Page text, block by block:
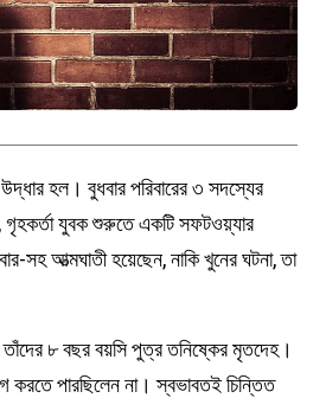
হল। বুধবার পরিবারের ৩ সদস্যের
গৃহকর্তা যুবক শুরুতে একটি সফটওয়্যার
সহ আত্মঘাতী হয়েছেন, নাকি খুনের ঘটনা, তা
তাঁদের ৮ বছর বয়সি পুত্র তনিষ্কের মৃতদেহ।
করতে পারছিলেন না। স্বভাবতই চিন্তিত